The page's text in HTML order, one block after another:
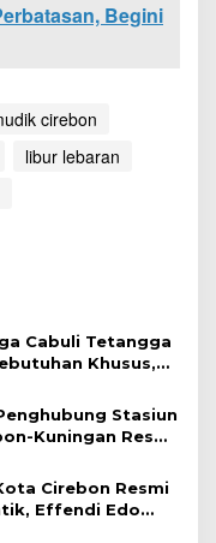
Begini
cirebon
libur lebaran
Cabuli Tetangga
Khusus,
Stasiun
Kuningan Resmi
Cirebon Resmi
Effendi Edo